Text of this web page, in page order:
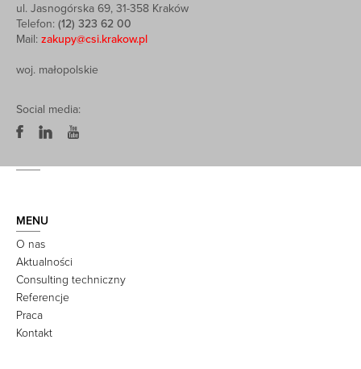
ul. Jasnogórska 69, 31-358 Kraków
Telefon: (12) 323 62 00
Mail: zakupy@csi.krakow.pl
woj. małopolskie
Social media:
MENU
O nas
Aktualności
Consulting techniczny
Referencje
Praca
Kontakt